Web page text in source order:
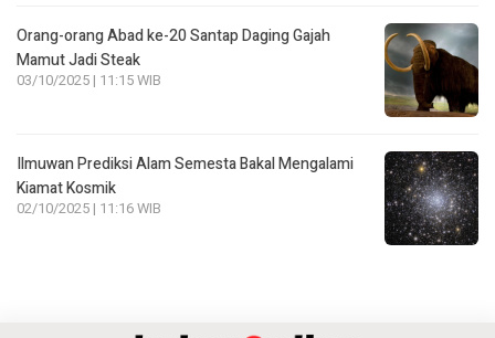
Orang-orang Abad ke-20 Santap Daging Gajah
Mamut Jadi Steak
03/10/2025 | 11:15 WIB
Ilmuwan Prediksi Alam Semesta Bakal Mengalami
Kiamat Kosmik
02/10/2025 | 11:16 WIB